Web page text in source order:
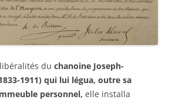
du chanoine Joseph-
1911) qui lui légua, outre sa
personnel, elle installa